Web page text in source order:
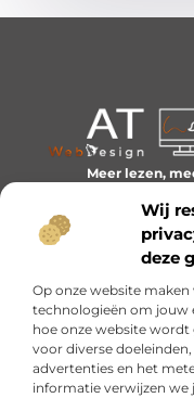
Wij
deze
Op onze website
technologieën om jouw
hoe onze website wordt
voor diverse
advertenties en het
informatie verwijzen we
Meer lezen,
het
Bericht categorie
Onze informatie